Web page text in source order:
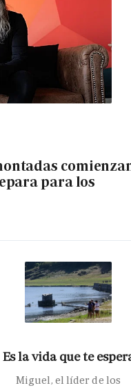
para los
Es la vida que te
Miguel, el líder de los